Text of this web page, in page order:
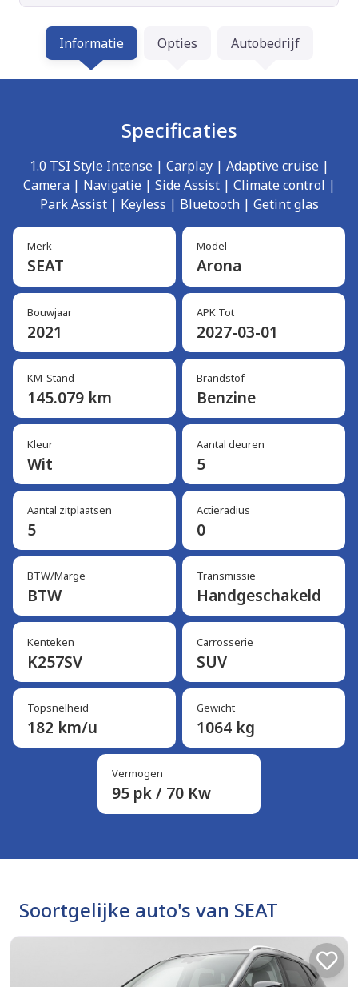
Informatie Opties Autobedrijf
Specificaties
1.0 TSI Style Intense | Carplay | Adaptive cruise |
Camera | Navigatie | Side Assist | Climate control |
Park Assist | Keyless | Bluetooth | Getint glas
Merk
SEAT
Model
Arona
Bouwjaar
2021
APK Tot
2027-03-01
KM-Stand
145.079 km
Brandstof
Benzine
Kleur
Wit
Aantal deuren
5
Aantal zitplaatsen
5
Actieradius
0
BTW/Marge
BTW
Transmissie
Handgeschakeld
Kenteken
K257SV
Carrosserie
SUV
Topsnelheid
182 km/u
Gewicht
1064 kg
Vermogen
95 pk / 70 Kw
Soortgelijke auto's van SEAT